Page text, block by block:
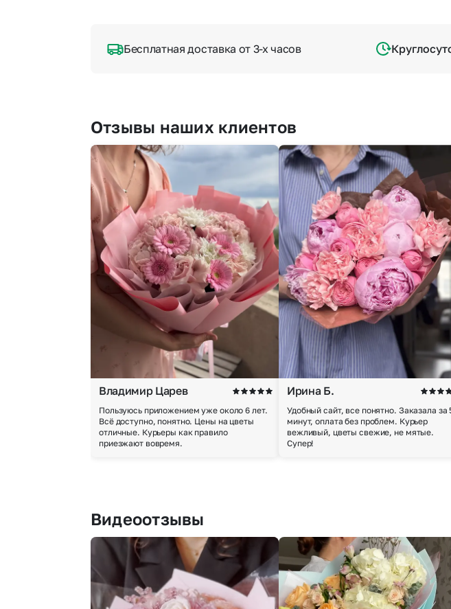
Бесплатная доставка от 3-х часов
Отзывы наших клиентов
Владимир Царев
Пользуюсь приложением уже около 6 лет.
Всё доступно, понятно. Цены на цветы
отличные. Курьеры как правило
приезжают вовремя.
Ирина Б.
Удобный сайт, все понятно. Заказала за
минут, оплата без проблем. Курьер
вежливый, цветы свежие, не мятые.
Супер!
Видеоотзывы